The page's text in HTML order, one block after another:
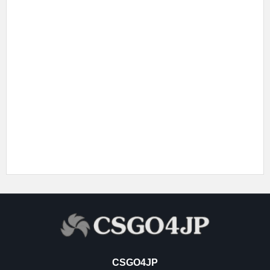
CSGO4JP